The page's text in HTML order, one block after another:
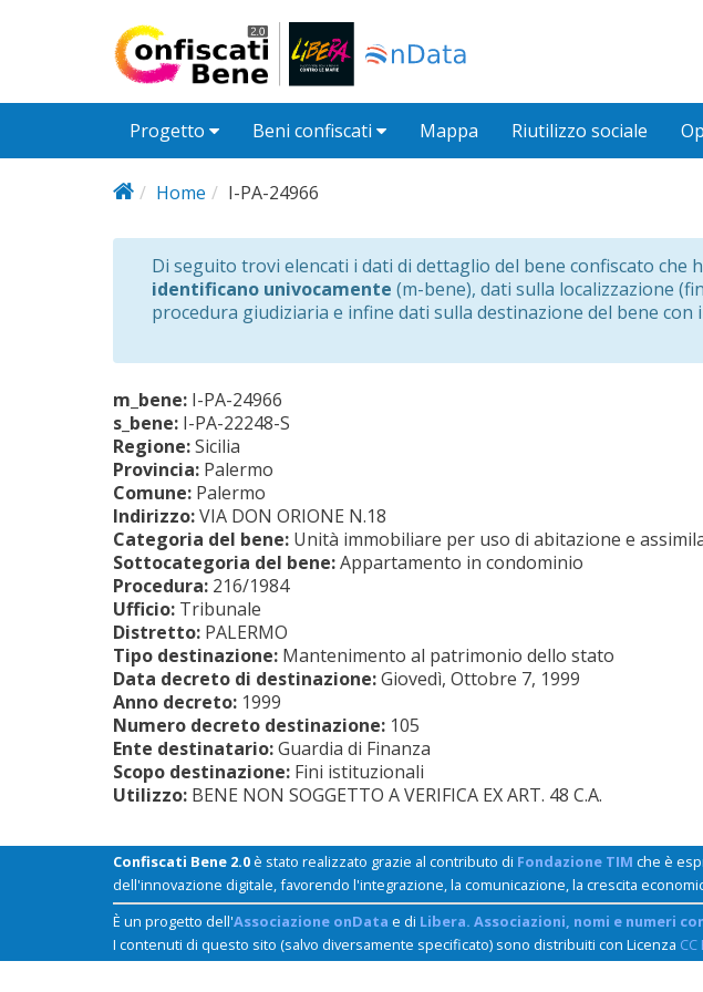
Progetto Beni confiscati Mappa Riutilizzo sociale
Home I-PA-24966
Di seguito trovi elencati i dati di dettaglio del bene confiscato che
identificano univocamente (m-bene), dati sulla localizzazione
procedura giudiziaria e infine dati sulla destinazione del bene con
m_bene: I-PA-24966
s_bene: I-PA-22248-S
Regione:Sicilia
Provincia: Palermo
Comune: Palermo
Indirizzo:VIA DON ORIONE N.18
Categoria del bene: Unità immobiliare per uso di abitazione e
Sottocategoria del bene:Appartamento in condominio
Procedura: 216/1984
Ufficio: Tribunale
Distretto: PALERMO
Tipo destinazione: Mantenimento al patrimonio dello stato
Data decreto di destinazione:Giovedì, Ottobre 7, 1999
Anno decreto: 1999
Numero decreto destinazione: 105
Ente destinatario:Guardia di Finanza
Scopo destinazione: Fini istituzionali
Utilizzo: BENE NON SOGGETTO A VERIFICA EX ART. 48 C.A.
Confiscati Bene 2.0è stato realizzato grazie al contributo di Fondazione TIM che è
dell'innovazione digitale, favorendo l'integrazione, la comunicazione, la crescita
È un progetto dell'Associazione onData e di Libera. Associazioni, nomi e numeri
I contenuti di questo sito (salvo diversamente specificato) sono distribuiti con Licenza CC